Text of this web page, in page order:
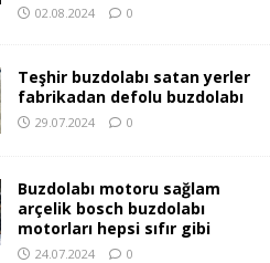
02.08.2024 0
Teşhir buzdolabı satan yerler
fabrikadan defolu buzdolabı
29.07.2024 0
Buzdolabı motoru sağlam
arçelik bosch buzdolabı
motorları hepsi sıfır gibi
24.07.2024 0